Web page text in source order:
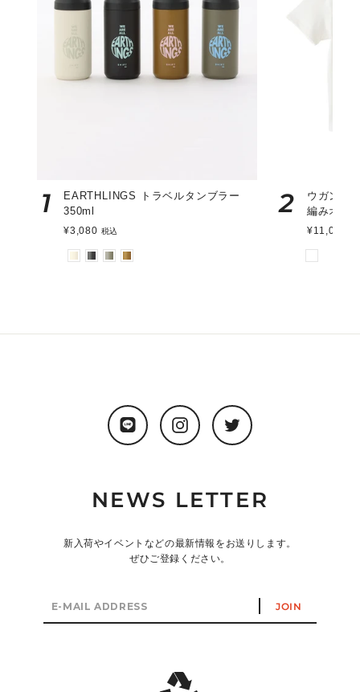
1
EARTHLINGS トラベルタンブラー
350ml
¥3,080 税込
2
ウガンダ
編みオー
¥11,000
LINE InstagramTwitter
NEWS LETTER
新入荷やイベントなどの最新情報をお送りします。
ぜひご登録ください。
address
JOIN